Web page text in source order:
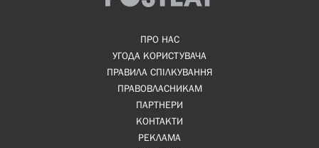
ПРО НАС
УГОДА КОРИСТУВАЧА
ПРАВИЛА СПІЛКУВАННЯ
ПРАВОВЛАСНИКАМ
ПАРТНЕРИ
КОНТАКТИ
РЕКЛАМА